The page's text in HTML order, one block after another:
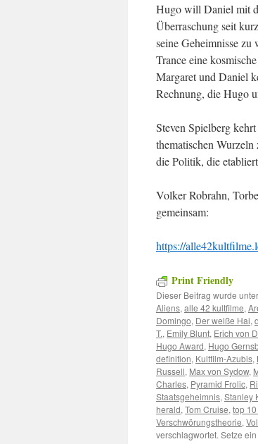
Hugo will Daniel mit
Überraschung seit
seine Geheimnisse
Trance eine
Margaret und Daniel
Rechnung, die Hugo
Steven Spielberg
thematischen
die Politik, die
Volker Robrahn,
gemeinsam:
https://
Print Friendly
Dieser Beitrag wurde unter
Aliens, alle 42 kultfilme,
Domingo, Der weiße Hai,
T., Emily Blunt, Erich von
Hugo Award, Hugo
definition, Kultfilm-Azubis,
Russell, Max von Sydow,
Charles, Pyramid Frolic,
Staatsgeheimnis, Stanley
herald, Tom Cruise, top
Verschwörungstheorie,
verschlagwortet. Setze